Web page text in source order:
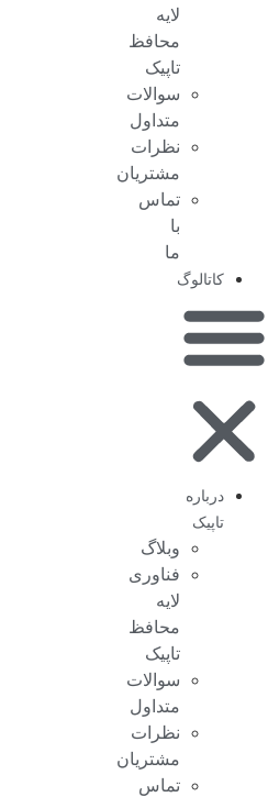
لایه
محافظ
تاپیک
سوالات
متداول
نظرات
مشتریان
تماس
با
ما
کاتالوگ
درباره
تاپیک
وبلاگ
فناوری
لایه
محافظ
تاپیک
سوالات
متداول
نظرات
مشتریان
تماس